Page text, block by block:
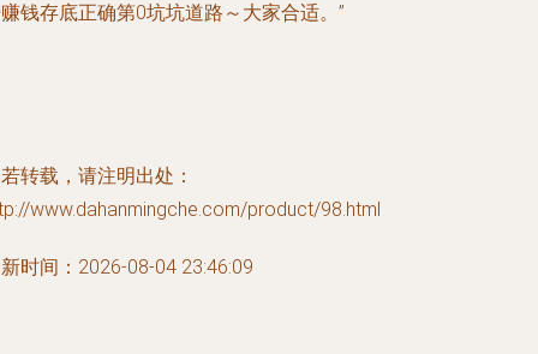
钱存底正确第0坑坑道路～大家合适。”
转载，请注明出处：
www.dahanmingche.com/product/98.html
时间：2026-08-04 23:46:09